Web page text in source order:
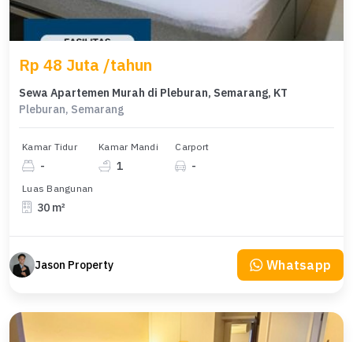
Rp 48 Juta /tahun
Sewa Apartemen Murah di Pleburan, Semarang, KT
Pleburan, Semarang
Kamar Tidur
-
Kamar Mandi
1
Carport
-
Luas Bangunan
30 m²
Jason Property Whatsapp